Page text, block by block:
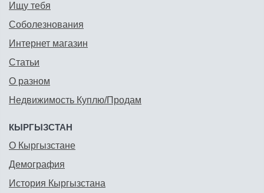
Ищу тебя
Соболезнования
Интернет магазин
Статьи
О разном
Недвижимость Куплю/Продам
КЫРГЫЗСТАН
О Кыргызстане
Демография
История Кыргызстана